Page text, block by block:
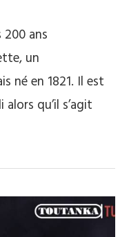
200 ans
un
né en 1821. Il est
qu’il s’agit